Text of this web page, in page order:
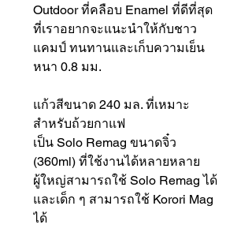
Outdoor ที่คลือบ Enamel ที่ดีที่สุด
ที่เราอยากจะแนะนำให้กับชาว
แคมป์ ทนทานและเก็บความเย็น
หนา 0.8 มม.
แก้วสีขนาด 240 มล. ที่เหมาะ
สำหรับถ้วยกาแฟ
เป็น Solo Remag ขนาดจิ๋ว
(360ml) ที่ใช้งานได้หลายหลาย
ผู้ใหญ่สามารถใช้ Solo Remag ได้
และเด็ก ๆ สามารถใช้ Korori Mag
ได้